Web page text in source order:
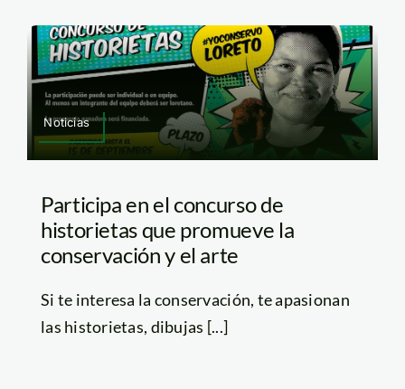
Noticias
Participa en el concurso de
historietas que promueve la
conservación y el arte
Si te interesa la conservación, te apasionan
las historietas, dibujas [...]